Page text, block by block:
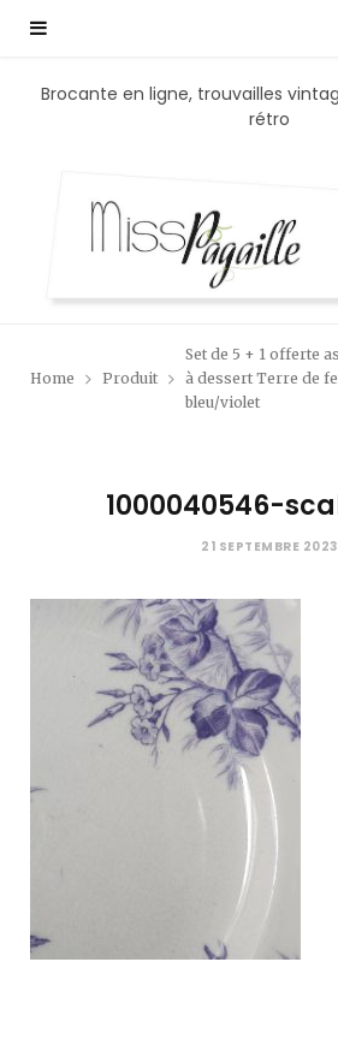
Brocante en ligne, trouvailles
rétro
Home Produit
Set de 5 + 1 offerte
à dessert Terre de
bleu/violet
1000040546-
21 SEPTEMBRE 2023